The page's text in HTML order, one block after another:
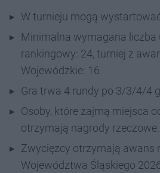
W turnieju mogą
Minimalna wymagana liczba
rankingowy: 24, turniej z
Wojewódzkie: 16.
Gra trwa 4 rundy po 3/3/4/4
Osoby, które zajmą miejsca
otrzymają nagrody rzeczowe.
Zwycięzcy otrzymają awans
Województwa Śląskiego